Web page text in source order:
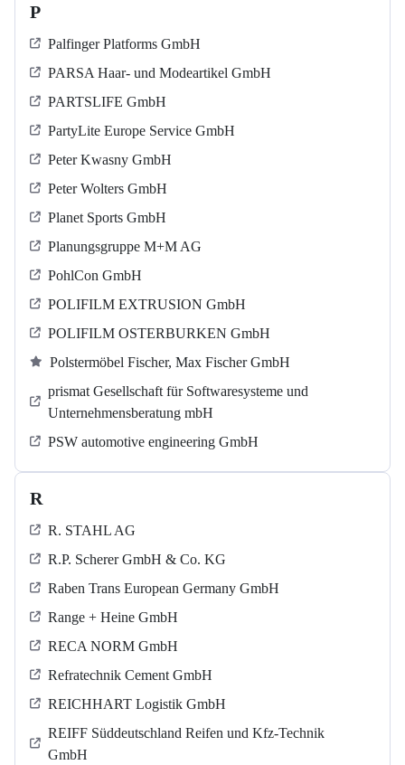
P
Palfinger Platforms GmbH
PARSA Haar- und Modeartikel GmbH
PARTSLIFE GmbH
PartyLite Europe Service GmbH
Peter Kwasny GmbH
Peter Wolters GmbH
Planet Sports GmbH
Planungsgruppe M+M AG
PohlCon GmbH
POLIFILM EXTRUSION GmbH
POLIFILM OSTERBURKEN GmbH
Polstermöbel Fischer, Max Fischer GmbH
prismat Gesellschaft für Softwaresysteme und
Unternehmensberatung mbH
PSW automotive engineering GmbH
R
R. STAHL AG
R.P. Scherer GmbH & Co. KG
Raben Trans European Germany GmbH
Range + Heine GmbH
RECA NORM GmbH
Refratechnik Cement GmbH
REICHHART Logistik GmbH
REIFF Süddeutschland Reifen und Kfz-Technik
GmbH